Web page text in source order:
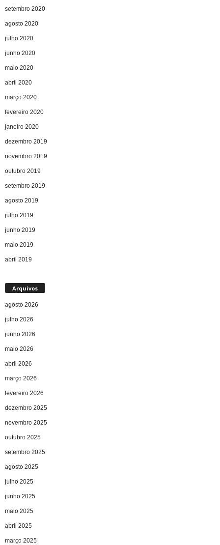
setembro 2020
agosto 2020
julho 2020
junho 2020
maio 2020
abril 2020
março 2020
fevereiro 2020
janeiro 2020
dezembro 2019
novembro 2019
outubro 2019
setembro 2019
agosto 2019
julho 2019
junho 2019
maio 2019
abril 2019
Arquivos
agosto 2026
julho 2026
junho 2026
maio 2026
abril 2026
março 2026
fevereiro 2026
dezembro 2025
novembro 2025
outubro 2025
setembro 2025
agosto 2025
julho 2025
junho 2025
maio 2025
abril 2025
março 2025